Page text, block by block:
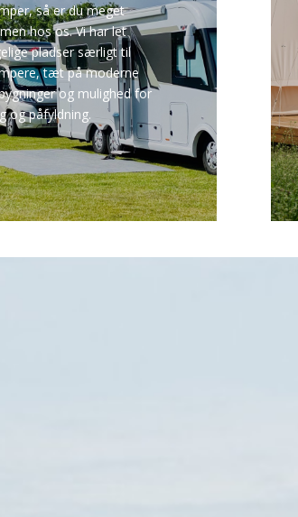
så er du meget
hos os. Vi har let
pladser særligt til
tæt på moderne
og mulighed for
og påfyldning.